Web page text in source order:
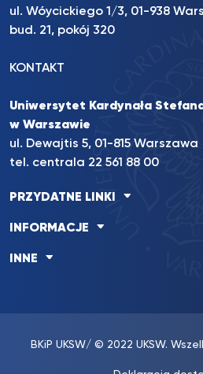
ul. Wóycickiego 1/3, 01-938
bud. 21, pokój 320
KONTAKT
Uniwersytet Kardynała
w Warszawie
ul. Dewajtis 5, 01-815 Warszawa
tel. centrala 22 561 88 00
PRZYDATNE LINKI
INFORMACJE
INNE
BKiP UKSW/ © 2022 UKSW.